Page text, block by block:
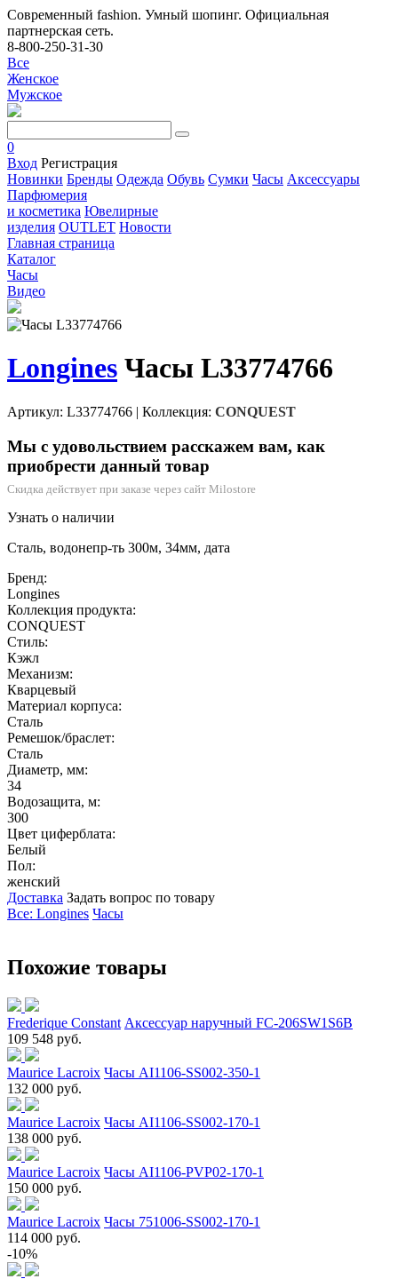
Современный fashion. Умный шопинг. Официальная
партнерская сеть.
8-800-250-31-30
Все
Женское
Мужское
0
Вход Регистрация
Новинки Бренды Одежда Обувь Сумки Часы Аксессуары
Парфюмерия
и косметика Ювелирные
изделия OUTLET Новости
Главная страница
Каталог
Часы
Видео
Longines Часы L33774766
Артикул: L33774766 | Коллекция: CONQUEST
Мы с удовольствием расскажем вам, как
приобрести данный товар
Скидка действует при заказе через сайт Milostore
Узнать о наличии
Сталь, водонепр-ть 300м, 34мм, дата
Бренд:
Longines
Коллекция продукта:
CONQUEST
Стиль:
Кэжл
Механизм:
Кварцевый
Материал корпуса:
Сталь
Ремешок/браслет:
Сталь
Диаметр, мм:
34
Водозащита, м:
300
Цвет циферблата:
Белый
Пол:
женский
Доставка Задать вопрос по товару
Все: Longines Часы
Похожие товары
Frederique Constant Аксессуар наручный FC-206SW1S6B
109 548 руб.
Maurice Lacroix Часы AI1106-SS002-350-1
132 000 руб.
Maurice Lacroix Часы AI1106-SS002-170-1
138 000 руб.
Maurice Lacroix Часы AI1106-PVP02-170-1
150 000 руб.
Maurice Lacroix Часы 751006-SS002-170-1
114 000 руб.
-10%